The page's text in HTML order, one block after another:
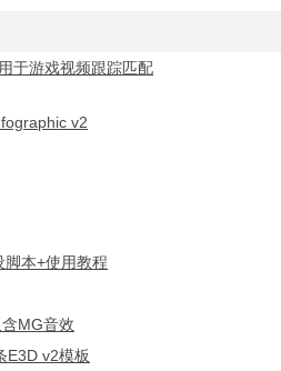
于游戏视频跟踪匹配
v2
本+使用教程
MG音效
E3D v2模板